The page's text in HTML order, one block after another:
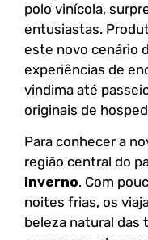
polo vinícola,
entusiastas.
este novo cenário
experiências de
vindima até
originais de
Para conhecer a
região central do
inverno. Com
noites frias, os
beleza natural das